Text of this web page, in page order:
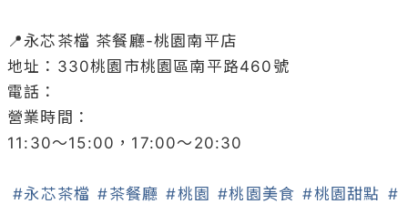
📍永芯茶檔 茶餐廳-桃園南平店
地址：330桃園市桃園區南平路460號
電話：
營業時間：
11:30～15:00，17:00～20:30
#永芯茶檔 #茶餐廳 #桃園 #桃園美食 #桃園甜點 #